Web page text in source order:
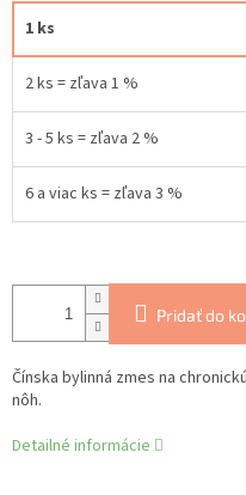
1 ks
2 ks = zľava 1 %
3 - 5 ks = zľava 2 %
6 a viac ks = zľava 3 %
Pridať do
Čínska bylinná zmes na
nôh.
Detailné informácie